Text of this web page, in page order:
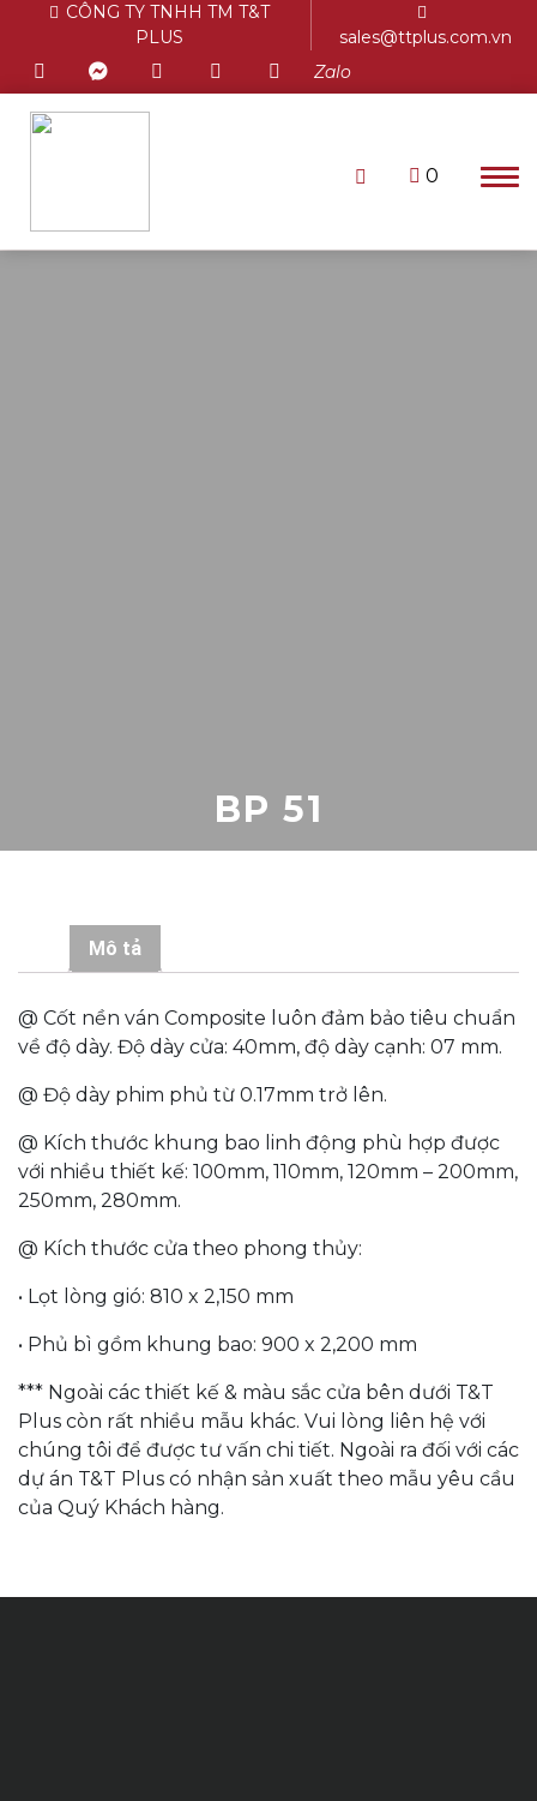
CÔNG TY TNHH TM T&T
PLUS
sales@ttplus.com.vn
Zalo
0
BP 51
Mô tả
@ Cốt nền ván Composite luôn đảm bảo tiêu chuẩn
về độ dày. Độ dày cửa: 40mm, độ dày cạnh: 07 mm.
@ Độ dày phim phủ từ 0.17mm trở lên.
@ Kích thước khung bao linh động phù hợp được
với nhiều thiết kế: 100mm, 110mm, 120mm – 200mm,
250mm, 280mm.
@ Kích thước cửa theo phong thủy:
• Lọt lòng gió: 810 x 2,150 mm
• Phủ bì gồm khung bao: 900 x 2,200 mm
*** Ngoài các thiết kế & màu sắc cửa bên dưới T&T
Plus còn rất nhiều mẫu khác. Vui lòng liên hệ với
chúng tôi để được tư vấn chi tiết. Ngoài ra đối với các
dự án T&T Plus có nhận sản xuất theo mẫu yêu cầu
của Quý Khách hàng.